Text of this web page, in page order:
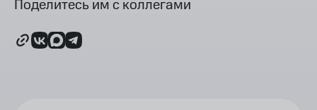
Поделитесь им с коллегами